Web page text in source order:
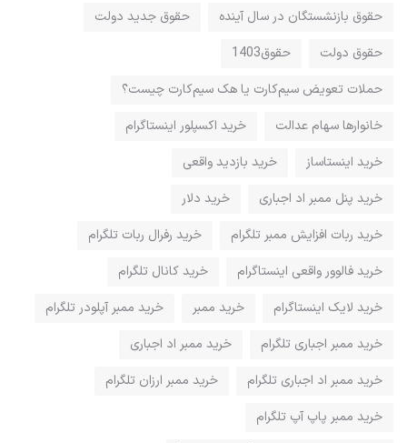
حقوق بازنشستگان در سال آینده
حقوق جدید دولت
حقوق دولت
حقوق1403
حملات تعویض سیم‌کارت یا هک سیم‌کارت چیست؟
خانوارها سهام عدالت
خرید اکسپلور اینستاگرام
خرید اینستاساز
خرید بازدید واقعی
خرید پنل ممبر اد اجباری
خرید دلار
خرید ربات افزایش ممبر تلگرام
خرید رفرال ربات تلگرام
خرید فالوور واقعی اینستاگرام
خرید کانال تلگرام
خرید لایک اینستاگرام
خرید ممبر
خرید ممبر آپلودر تلگرام
خرید ممبر اجباری تلگرام
خرید ممبر اد اجباری
خرید ممبر اد اجباری تلگرام
خرید ممبر ارزان تلگرام
خرید ممبر پاپ آپ تلگرام